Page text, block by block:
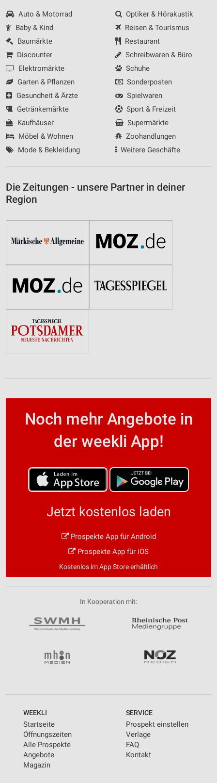
Auto & Motorrad
Baby & Kind
Baumärkte
Discounter
Elektromärkte
Garten & Pflanzen
Gesundheit & Ärzte
Getränkemärkte
Kaufhäuser
Möbel & Wohnen
Mode & Bekleidung
Optiker & Hörakustik
Reisen & Tourismus
Restaurant
Schreibwaren & Büro
Schuhe
Sonderposten
Spielwaren
Sport & Freizeit
Supermärkte
Zoohandlungen
Weitere Geschäfte
Die Zeitungen - unsere Partner in deiner
Region
Noch mehr Angebote in
der weekli App!
Jetzt kostenlos laden
Prospekte App für Android
Prospekte App für iOS
Kostenlos im App Store erhältlich
In Kooperation mit:
WEEKLI
Startseite
Öffnungszeiten
Alle Prospekte
Angebote
Magazin
SERVICE
Prospekt einstellen
Verlage
FAQ
Kontakt